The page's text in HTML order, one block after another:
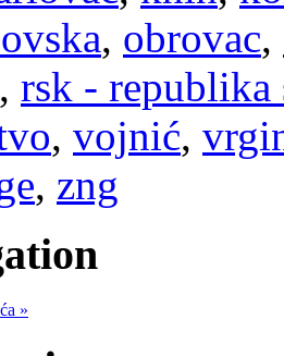
, obrovac,
, rsk - republika
, vojnić,
, zng
»